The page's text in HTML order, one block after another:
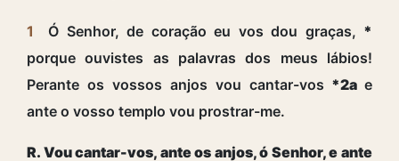
1 Ó Senhor, de coração eu vos dou graças, *
porque ouvistes as palavras dos meus lábios!
Perante os vossos anjos vou cantar-vos *2a e
ante o vosso templo vou prostrar-me.
R. Vou cantar-vos, ante os anjos, ó Senhor, e ante